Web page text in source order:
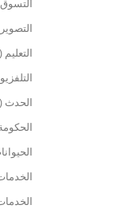
التسوق
التعليم (4503)
الحدث (459)
الحكومة
الخدمات
الخدمات